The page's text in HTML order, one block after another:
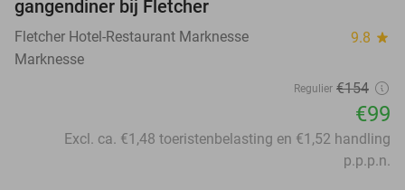
gangendiner bij Fletcher
Fletcher Hotel-Restaurant Marknesse 9.8 star
Marknesse
Regulier €154
€99
Excl. ca. €1,48 toeristenbelasting en €1,52 handling
p.p.p.n.